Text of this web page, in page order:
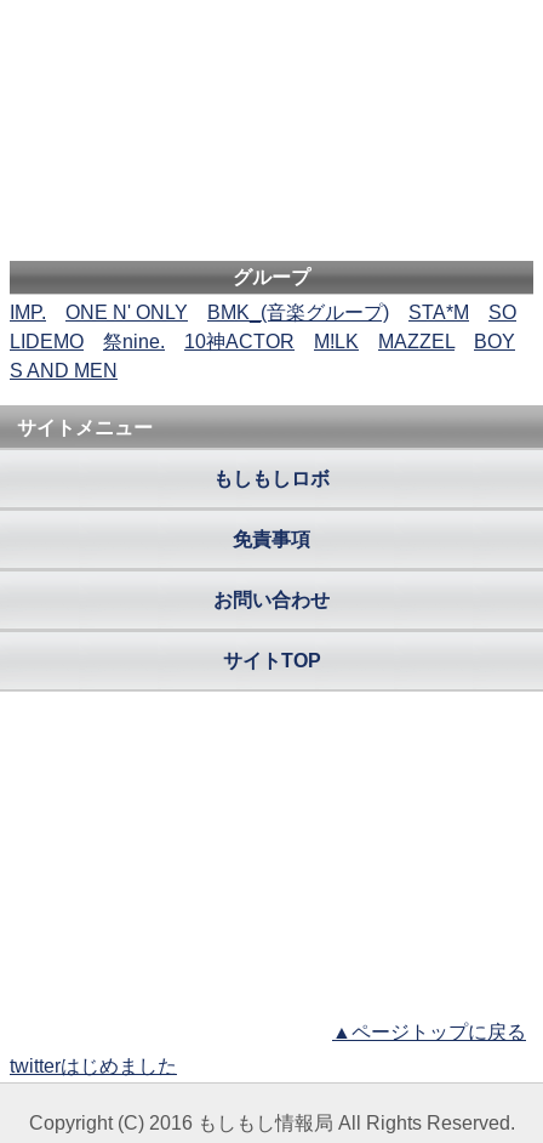
グループ
IMP.
ONE N' ONLY BMK_(音楽グループ) STA*M
SO
LIDEMO
祭nine. 10神ACTOR M!LK MAZZEL
BOY
S AND MEN
サイトメニュー
もしもしロボ
免責事項
お問い合わせ
サイトTOP
▲ページトップに戻る
twitterはじめました
Copyright (C) 2016 もしもし情報局 All Rights Reserved.